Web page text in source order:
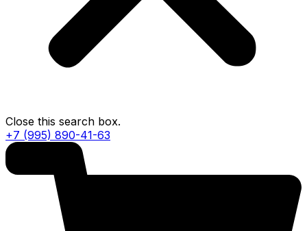
Close this search box.
+7 (995) 890-41-63